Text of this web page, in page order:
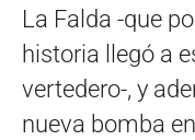
La Falda -que
historia llegó a
vertedero-, y
nueva bomba